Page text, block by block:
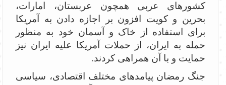
کشورهای عربی همچون عربستان، امارات،
بحرین و کویت افزون بر اجازه دادن به آمریکا
برای استفاده از خاک و آسمان خود به منظور
حمله به ایران، از حملات آمریکا علیه ایران نیز
حمایت و با آن همراهی کردند.
جنگ رمضان پیامدهای مختلف اقتصادی، سیاسی